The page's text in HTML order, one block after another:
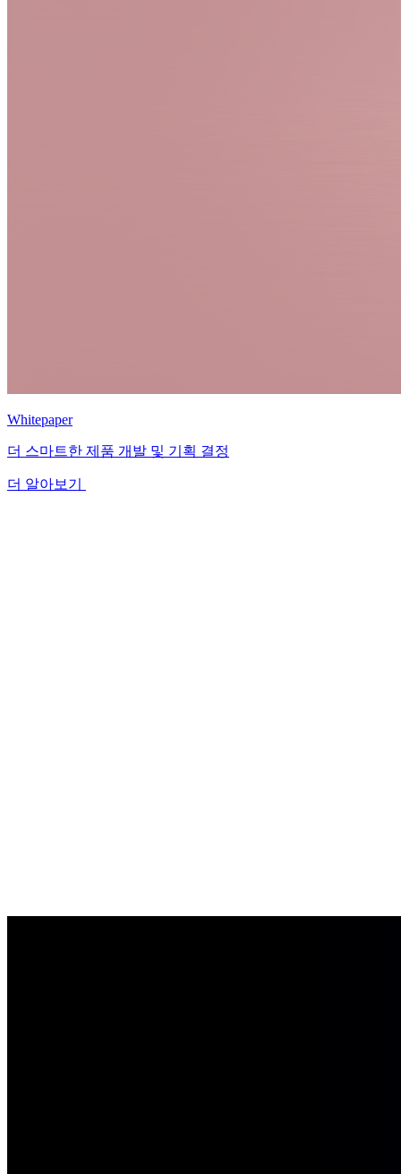
Whitepaper
더 스마트한 제품 개발 및 기획 결정
더 알아보기